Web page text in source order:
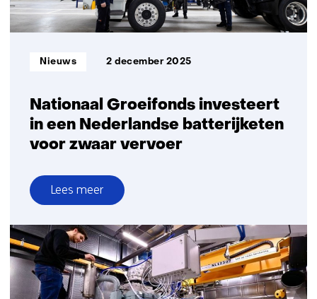
werktuigen
Nationaal Groeifonds investeert
in een Nederlandse batterijketen
voor zwaar vervoer
Informatietype:
Nieuws 2 december 2025
Lees meer
over
Nationaal
Groeifonds
investeert
in
een